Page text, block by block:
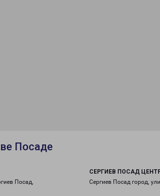
Посаде
Посад,
СЕРГИЕВ ПОСАД
Сергиев Посад город,